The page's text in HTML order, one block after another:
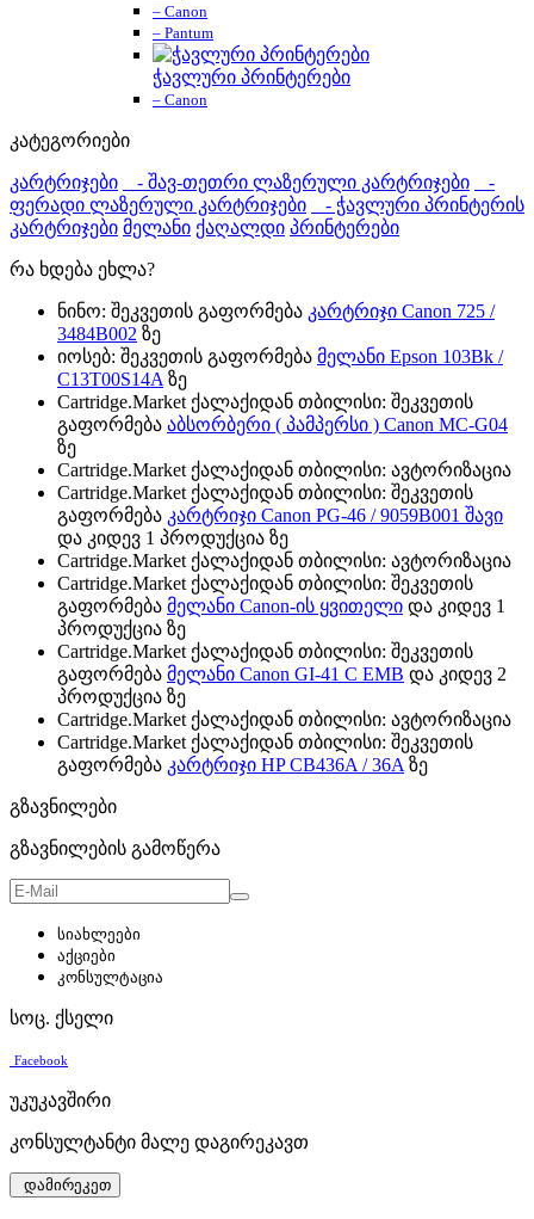
– Canon
– Pantum
ჭავლური პრინტერები
– Canon
კატეგორიები
კარტრიჯები - შავ-თეთრი ლაზერული კარტრიჯები
-
ფერადი ლაზერული კარტრიჯები
- ჭავლური პრინტერის
კარტრიჯები მელანი ქაღალდი პრინტერები
რა ხდება ეხლა?
ნინო: შეკვეთის გაფორმება კარტრიჯი Canon 725 /
3484B002 ზე
იოსებ: შეკვეთის გაფორმება მელანი Epson 103Bk /
C13T00S14A ზე
Cartridge.Market ქალაქიდან თბილისი: შეკვეთის
გაფორმება აბსორბერი ( პამპერსი ) Canon MC-G04
ზე
Cartridge.Market ქალაქიდან თბილისი: ავტორიზაცია
Cartridge.Market ქალაქიდან თბილისი: შეკვეთის
გაფორმება კარტრიჯი Canon PG-46 / 9059B001 შავი
და კიდევ 1 პროდუქცია ზე
Cartridge.Market ქალაქიდან თბილისი: ავტორიზაცია
Cartridge.Market ქალაქიდან თბილისი: შეკვეთის
გაფორმება მელანი Canon-ის ყვითელი და კიდევ 1
პროდუქცია ზე
Cartridge.Market ქალაქიდან თბილისი: შეკვეთის
გაფორმება მელანი Canon GI-41 C EMB და კიდევ 2
პროდუქცია ზე
Cartridge.Market ქალაქიდან თბილისი: ავტორიზაცია
Cartridge.Market ქალაქიდან თბილისი: შეკვეთის
გაფორმება კარტრიჯი HP CB436A / 36A ზე
გზავნილები
გზავნილების გამოწერა
სიახლეები
აქციები
კონსულტაცია
სოც. ქსელი
Facebook
უკუკავშირი
კონსულტანტი მალე დაგირეკავთ
დამირეკეთ